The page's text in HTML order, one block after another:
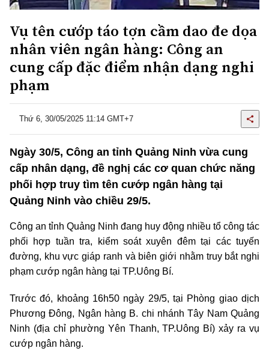
Vụ tên cướp táo tợn cầm dao đe dọa
nhân viên ngân hàng: Công an
cung cấp đặc điểm nhận dạng nghi
phạm
Thứ 6, 30/05/2025 11:14 GMT+7
Ngày 30/5, Công an tỉnh Quảng Ninh vừa cung
cấp nhân dạng, đề nghị các cơ quan chức năng
phối hợp truy tìm tên cướp ngân hàng tại
Quảng Ninh vào chiều 29/5.
Công an tỉnh Quảng Ninh đang huy động nhiều tổ công tác
phối hợp tuần tra, kiểm soát xuyên đêm tại các tuyến
đường, khu vực giáp ranh và biên giới nhằm truy bắt nghi
phạm cướp ngân hàng tại TP.Uông Bí.
Trước đó, khoảng 16h50 ngày 29/5, tại Phòng giao dịch
Phương Đông, Ngân hàng B. chi nhánh Tây Nam Quảng
Ninh (địa chỉ phường Yên Thanh, TP.Uông Bí) xảy ra vụ
cướp ngân hàng.